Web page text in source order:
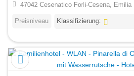
47042 Cesenatico Forli-Cesena, Emilia
Preisniveau Klassifizierung: